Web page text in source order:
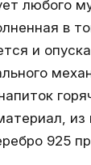
любого
в
и
из
925